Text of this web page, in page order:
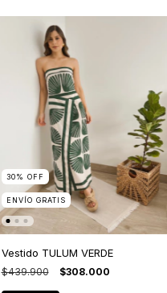
30% OFF
ENVÍO GRATIS
Vestido TULUM VERDE
$439.900 $308.000